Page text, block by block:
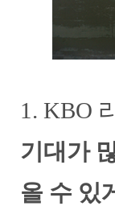
1. KBO
기대가
올 수 있